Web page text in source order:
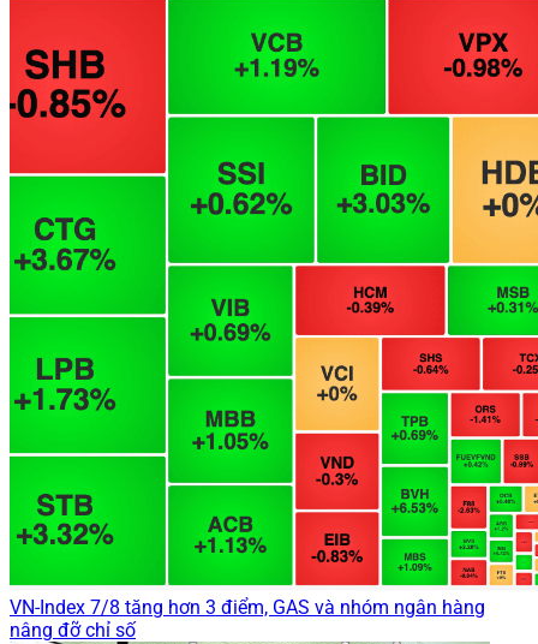
VN-Index 7/8 tăng hơn 3 điểm, GAS và nhóm ngân hàng
nâng đỡ chỉ số